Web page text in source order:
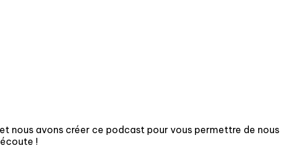
nous avons créer ce podcast pour vous permettre de nous
!